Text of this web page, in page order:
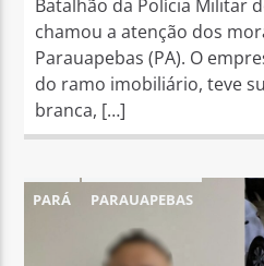
Batalhão da Polícia Militar
chamou a atenção dos
Parauapebas (PA). O
do ramo imobiliário, teve
branca, […]
PARÁ PARAUAPEBAS